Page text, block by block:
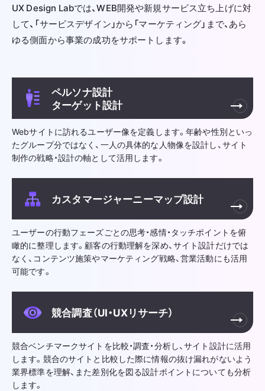
UX Design Labでは、WEB開発や新規サービス立ち上げに対
して、 「サービスデザイン」から「マーケティング」まで、あら
ゆる側面から事業の成功をサポートします。
ペルソナ設計
ターゲット設計
Webサイトに訪れるユーザー像を定義します。年齢や性別といっ
たグループ分ではなく、一人の具体的な人物像を設計し、サイト
制作の戦略・設計の軸として活用します。
カスタマージャーニーマップ設計
ユーザーの行動フェーズごとの思考・感情・タッチポイントを俯
瞰的に整理します。顧客の行動理解を深め、サイト設計だけでは
なく、コンテンツ施策やマーケティング戦略、営業活動にも活用
可能です。
競合調査（UI・UXリサーチ）
競合ベンチマークサイトを比較・調査・分析し、サイト設計に活用
します。競合のサイトと比較した際に情報の抜け漏れがないよう
業界標準を理解、また差別化を図る設計ポイントについても分析
します。